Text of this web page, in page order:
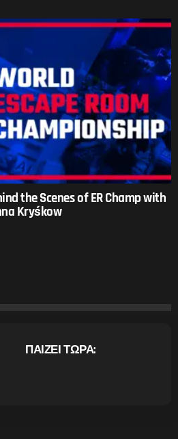
the Scenes of ER Champ with
Kryśkow
ΠΑΙΖΕΙ ΤΩΡΑ: